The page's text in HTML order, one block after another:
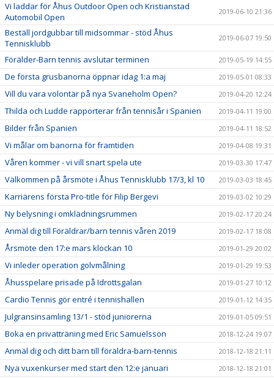
Vi laddar för Åhus Outdoor Open och Kristianstad
Automobil Open
2019-06-10 21:36
Beställ jordgubbar till midsommar - stöd Åhus
Tennisklubb
2019-06-07 19:50
Förälder-Barn tennis avslutar terminen 2019-05-19 14:55
De första grusbanorna öppnar idag 1:a maj 2019-05-01 08:33
Vill du vara volontär på nya Svaneholm Open? 2019-04-20 12:24
Thilda och Ludde rapporterar från tennisår i Spanien 2019-04-11 19:00
Bilder från Spanien 2019-04-11 18:52
Vi målar om banorna för framtiden 2019-04-08 19:31
Våren kommer - vi vill snart spela ute 2019-03-30 17:47
Välkommen på årsmöte i Åhus Tennisklubb 17/3, kl 10 2019-03-03 18:45
Karriärens första Pro-title för Filip Bergevi 2019-03-02 10:29
Ny belysning i omklädningsrummen 2019-02-17 20:24
Anmäl dig till Föräldrar/barn tennis våren 2019 2019-02-17 18:08
Årsmöte den 17:e mars klockan 10 2019-01-29 20:02
Vi inleder operation golvmålning 2019-01-29 19:53
Åhusspelare prisade på Idrottsgalan 2019-01-27 10:12
Cardio Tennis gör entré i tennishallen 2019-01-12 14:35
Julgransinsamling 13/1 - stöd juniorerna 2019-01-05 09:51
Boka en privatträning med Eric Samuelsson 2018-12-24 19:07
Anmäl dig och ditt barn till föräldra-barn-tennis 2018-12-18 21:11
Nya vuxenkurser med start den 12:e januari 2018-12-18 21:01